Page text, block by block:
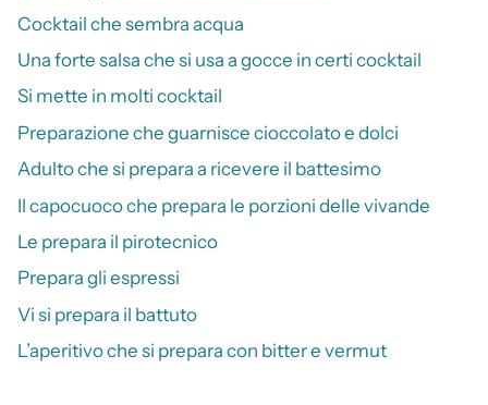
Cocktail che sembra acqua
Una forte salsa che si usa a gocce in certi cocktail
Si mette in molti cocktail
Preparazione che guarnisce cioccolato e dolci
Adulto che si prepara a ricevere il battesimo
Il capocuoco che prepara le porzioni delle vivande
Le prepara il pirotecnico
Prepara gli espressi
Vi si prepara il battuto
L’aperitivo che si prepara con bitter e vermut